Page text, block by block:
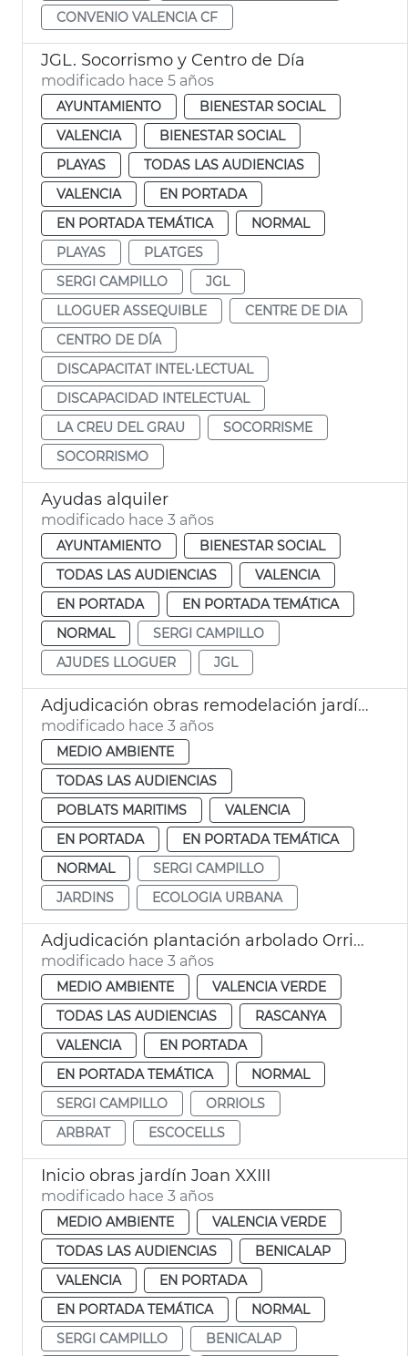
CONVENIO VALENCIA CF
JGL. Socorrismo y Centro de Día
modificado hace 5 años
AYUNTAMIENTO
BIENESTAR SOCIAL
VALENCIA
BIENESTAR SOCIAL
PLAYAS
TODAS LAS AUDIENCIAS
VALENCIA
EN PORTADA
EN PORTADA TEMÁTICA
NORMAL
PLAYAS
PLATGES
SERGI CAMPILLO
JGL
LLOGUER ASSEQUIBLE
CENTRE DE DIA
CENTRO DE DÍA
DISCAPACITAT INTEL·LECTUAL
DISCAPACIDAD INTELECTUAL
LA CREU DEL GRAU
SOCORRISME
SOCORRISMO
Ayudas alquiler
modificado hace 3 años
AYUNTAMIENTO
BIENESTAR SOCIAL
TODAS LAS AUDIENCIAS
VALENCIA
EN PORTADA
EN PORTADA TEMÁTICA
NORMAL
SERGI CAMPILLO
AJUDES LLOGUER
JGL
Adjudicación obras remodelación jardín Doctor Lluch
modificado hace 3 años
MEDIO AMBIENTE
TODAS LAS AUDIENCIAS
POBLATS MARITIMS
VALENCIA
EN PORTADA
EN PORTADA TEMÁTICA
NORMAL
SERGI CAMPILLO
JARDINS
ECOLOGIA URBANA
Adjudicación plantación arbolado Orriols
modificado hace 3 años
MEDIO AMBIENTE
VALENCIA VERDE
TODAS LAS AUDIENCIAS
RASCANYA
VALENCIA
EN PORTADA
EN PORTADA TEMÁTICA
NORMAL
SERGI CAMPILLO
ORRIOLS
ARBRAT
ESCOCELLS
Inicio obras jardín Joan XXIII
modificado hace 3 años
MEDIO AMBIENTE
VALENCIA VERDE
TODAS LAS AUDIENCIAS
BENICALAP
VALENCIA
EN PORTADA
EN PORTADA TEMÁTICA
NORMAL
SERGI CAMPILLO
BENICALAP